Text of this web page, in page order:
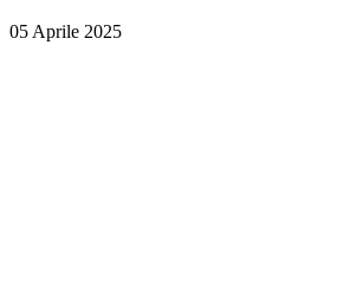
05 Aprile 2025